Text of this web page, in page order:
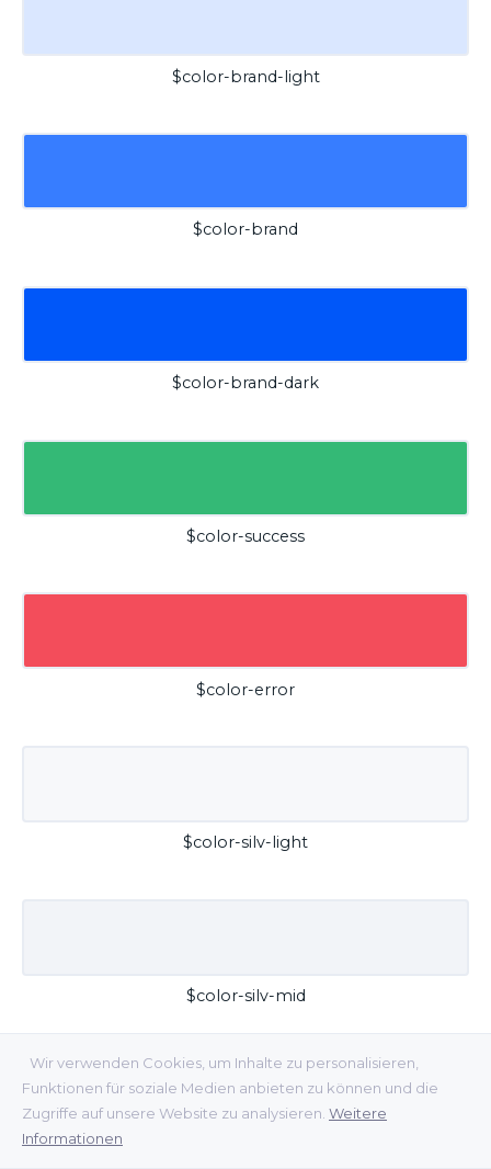
Wir verwenden Cookies, um Inhalte zu personalisieren,
Funktionen für soziale Medien anbieten zu können und die
Zugriffe auf unsere Website zu analysieren. Weitere
Informationen
$color-brand-light
$color-brand
$color-brand-dark
$color-success
$color-error
$color-silv-light
$color-silv-mid